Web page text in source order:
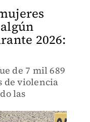
2026:
de 7 mil 689
de violencia
las